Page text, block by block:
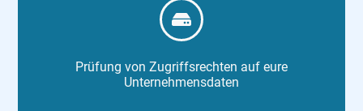
Prüfung von Zugriffsrechten auf eure
Unternehmensdaten